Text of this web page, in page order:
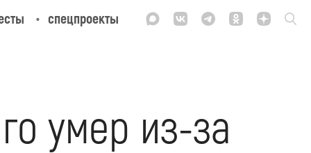
спецпроекты
умер из-за